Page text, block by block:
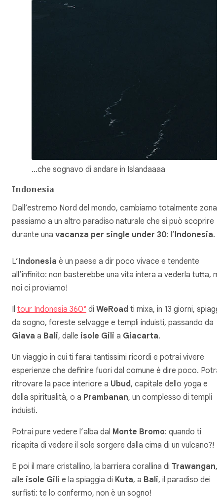
…che sognavo di andare in Islandaaaa
Indonesia
Dall’estremo Nord del mondo, cambiamo totalmente zona
passiamo a un altro paradiso naturale che si può scoprire
durante una vacanza per single under 30: l’Indonesia.
L’Indonesia è un paese a dir poco vivace e tendente
all’infinito: non basterebbe una vita intera a vederla tutta,
noi ci proviamo!
Il tour Indonesia 360° di WeRoad ti mixa, in 13 giorni,
da sogno, foreste selvagge e templi induisti, passando da
Giava a Bali, dalle isole Gili a Giacarta.
Un viaggio in cui ti farai tantissimi ricordi e potrai vivere
esperienze che definire fuori dal comune è dire poco.
ritrovare la pace interiore a Ubud, capitale dello yoga e
della spiritualità, o a Prambanan, un complesso di templi
induisti.
Potrai pure vedere l’alba dal Monte Bromo: quando ti
ricapita di vedere il sole sorgere dalla cima di un vulcano?!
E poi il mare cristallino, la barriera corallina di Trawangan,
alle isole Gili e la spiaggia di Kuta, a Bali, il paradiso dei
surfisti: te lo confermo, non è un sogno!